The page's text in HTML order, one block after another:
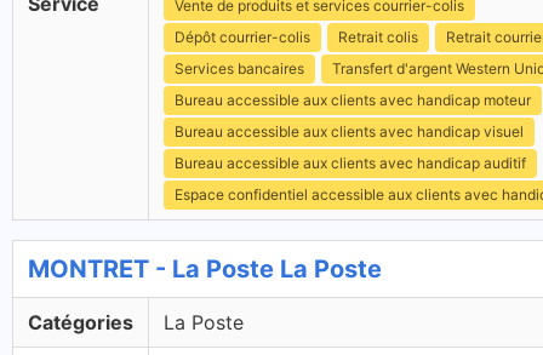
Vente de produits et services courrier-colis
Dépôt courrier-colis
Retrait colis
Retrait
Services bancaires
Transfert d'argent Western
Bureau accessible aux clients avec handicap moteur
Bureau accessible aux clients avec handicap visuel
Bureau accessible aux clients avec handicap auditif
Espace confidentiel accessible aux clients avec
MONTRET - La Poste La Poste
Catégories La Poste